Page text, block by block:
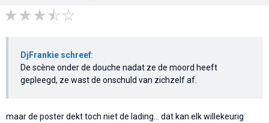
DjFrankie schreef:
De scène onder de douche nadat ze de moord heeft
gepleegd, ze wast de onschuld van zichzelf af.
maar de poster dekt toch niet de lading... dat kan elk willekeurig